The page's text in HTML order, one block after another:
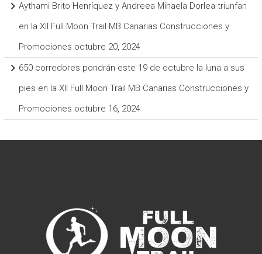
Aythami Brito Henríquez y Andreea Mihaela Dorlea triunfan
en la XII Full Moon Trail MB Canarias Construcciones y
Promociones octubre 20, 2024
650 corredores pondrán este 19 de octubre la luna a sus
pies en la XII Full Moon Trail MB Canarias Construcciones y
Promociones octubre 16, 2024